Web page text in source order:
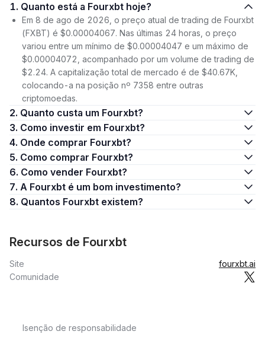
1. Quanto está a Fourxbt hoje?
Em 8 de ago de 2026, o preço atual de trading de Fourxbt
(FXBT) é $0.00004067. Nas últimas 24 horas, o preço
variou entre um mínimo de $0.00004047 e um máximo de
$0.00004072, acompanhado por um volume de trading de
$2.24. A capitalização total de mercado é de $40.67K,
colocando-a na posição nº 7358 entre outras
criptomoedas.
2. Quanto custa um Fourxbt?
3. Como investir em Fourxbt?
4. Onde comprar Fourxbt?
5. Como comprar Fourxbt?
6. Como vender Fourxbt?
7. A Fourxbt é um bom investimento?
8. Quantos Fourxbt existem?
Recursos de Fourxbt
Site
fourxbt.ai
Comunidade
Isenção de responsabilidade